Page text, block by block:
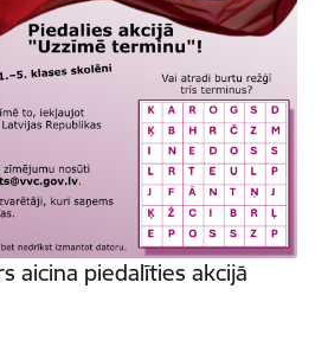
aicina piedalīties akcijā